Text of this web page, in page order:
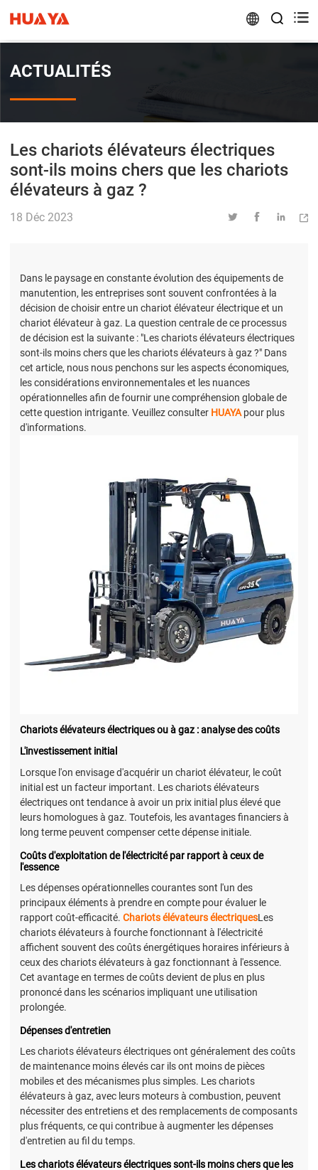
 
ACTUALITÉS
Les chariots élévateurs électriques
sont-ils moins chers que les chariots
élévateurs à gaz ?
18 Déc 2023    
Dans le paysage en constante évolution des équipements de
manutention, les entreprises sont souvent confrontées à la
décision de choisir entre un chariot élévateur électrique et un
chariot élévateur à gaz. La question centrale de ce processus
de décision est la suivante : "Les chariots élévateurs électriques
sont-ils moins chers que les chariots élévateurs à gaz ?" Dans
cet article, nous nous penchons sur les aspects économiques,
les considérations environnementales et les nuances
opérationnelles afin de fournir une compréhension globale de
cette question intrigante. Veuillez consulter HUAYApour plus
d'informations.
Chariots élévateurs électriques ou à gaz : analyse des coûts
L'investissement initial
Lorsque l'on envisage d'acquérir un chariot élévateur, le coût
initial est un facteur important. Les chariots élévateurs
électriques ont tendance à avoir un prix initial plus élevé que
leurs homologues à gaz. Toutefois, les avantages financiers à
long terme peuvent compenser cette dépense initiale.
Coûts d'exploitation de l'électricité par rapport à ceux de
l'essence
Les dépenses opérationnelles courantes sont l'un des
principaux éléments à prendre en compte pour évaluer le
rapport coût-efficacité. Chariots élévateurs électriquesLes
chariots élévateurs à fourche fonctionnant à l'électricité
affichent souvent des coûts énergétiques horaires inférieurs à
ceux des chariots élévateurs à gaz fonctionnant à l'essence.
Cet avantage en termes de coûts devient de plus en plus
prononcé dans les scénarios impliquant une utilisation
prolongée.
Dépenses d'entretien
Les chariots élévateurs électriques ont généralement des coûts
de maintenance moins élevés car ils ont moins de pièces
mobiles et des mécanismes plus simples. Les chariots
élévateurs à gaz, avec leurs moteurs à combustion, peuvent
nécessiter des entretiens et des remplacements de composants
plus fréquents, ce qui contribue à augmenter les dépenses
d'entretien au fil du temps.
Les chariots élévateurs électriques sont-ils moins chers que les